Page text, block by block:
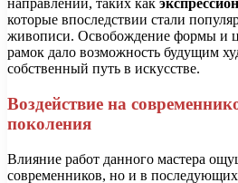
направлений, таких как
которые впоследствии стали
живописи. Освобождение формы и
рамок дало возможность будущим
собственный путь в искусстве.
Воздействие на
поколения
Влияние работ данного мастера
современников, но и в